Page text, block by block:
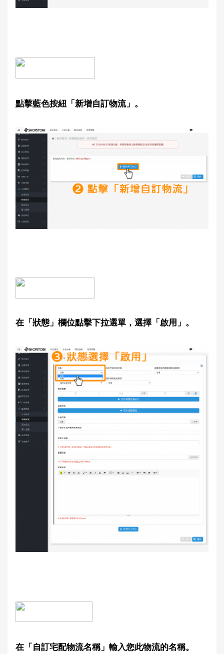
點擊藍色按紐「新增自訂物流」。
在「狀態」欄位點擊下拉選單，選擇「啟用」。
在「自訂宅配物流名稱」輸入您此物流的名稱。